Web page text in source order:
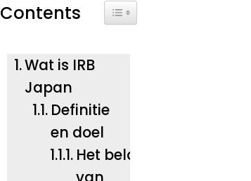
Contents
Toggle Table of Content
Wat is IRB
Japan
Definitie
en doel
Het belang